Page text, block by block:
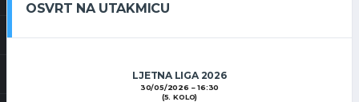
OSVRT NA UTAKMICU
LJETNA LIGA 2026
30/05/2026
16:30
(5. KOLO)